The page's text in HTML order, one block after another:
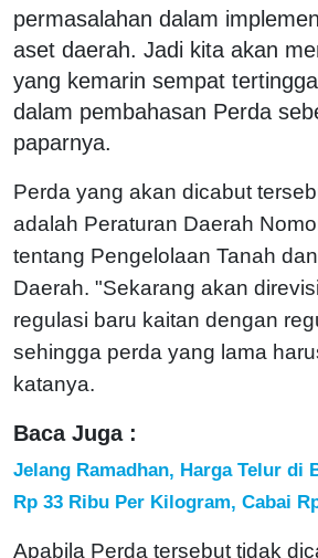
permasalahan dalam
aset daerah. Jadi kita akan
yang kemarin sempat
dalam pembahasan Perda
paparnya.
Perda yang akan dicabut
adalah Peraturan Daerah
tentang Pengelolaan Tanah
Daerah. "Sekarang akan
regulasi baru kaitan dengan
sehingga perda yang lama
katanya.
Baca Juga :
Jelang Ramadhan, Harga Telur di
Rp 33 Ribu Per Kilogram, Cabai
Apabila Perda tersebut tidak